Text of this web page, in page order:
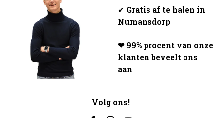
✔ Gratis af te halen in
Numansdorp
❤ 99% procent van onze
klanten beveelt ons
aan
Volg ons!